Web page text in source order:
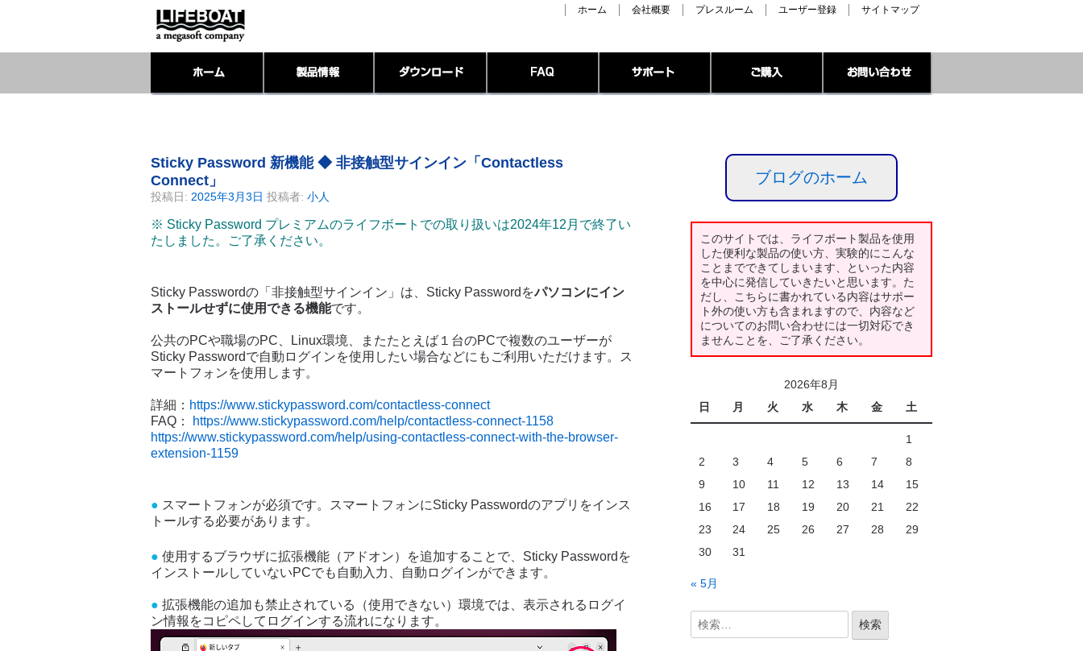
ホーム 会社概要 プレスルーム ユーザー登録 サイトマップ
Sticky Password 新機能 ◆ 非接触型サインイン「Contactless
Connect」
投稿日: 2025年3月3日 投稿者: 小人
※ Sticky Password プレミアムのライフボートでの取り扱いは2024年12月で終了い
たしました。ご了承ください。
Sticky Passwordの「非接触型サインイン」は、Sticky Passwordをパソコンにイン
ストールせずに使用できる機能です。
公共のPCや職場のPC、Linux環境、またたとえば１台のPCで複数のユーザーが
Sticky Passwordで自動ログインを使用したい場合などにもご利用いただけます。ス
マートフォンを使用します。
詳細： https://www.stickypassword.com/contactless-connect
FAQ：
https://www.stickypassword.com/help/contactless-connect-1158
https://www.stickypassword.com/help/using-contactless-connect-with-the-browser-
extension-1159
● スマートフォンが必須です。スマートフォンにSticky Passwordのアプリをインス
トールする必要があります。
● 使用するブラウザに拡張機能（アドオン）を追加することで、Sticky Passwordを
インストールしていないPCでも自動入力、自動ログインができます。
● 拡張機能の追加も禁止されている（使用できない）環境では、表示されるログイ
ン情報をコピペしてログインする流れになります。
ブログのホーム
このサイトでは、ライフボート製品を使用
した便利な製品の使い方、実験的にこんな
ことまでできてしまいます、といった内容
を中心に発信していきたいと思います。た
だし、こちらに書かれている内容はサポー
ト外の使い方も含まれますので、内容など
についてのお問い合わせには一切対応でき
ませんことを、ご了承ください。
2026年8月
日
月 火 水 木 金 土
1
2
3 4 5 6 7
8
9
10 11 12 13 14
15
16
17 18 19 20 21
22
23
24 25 26 27 28
29
30
31
« 5月